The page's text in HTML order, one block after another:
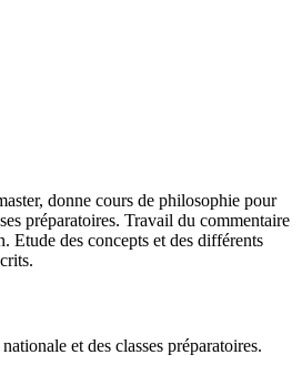
donne cours de philosophie pour
préparatoires. Travail du commentaire
Etude des concepts et des différents
et des classes préparatoires.